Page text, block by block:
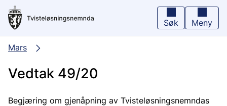
Hopp
hovedinnhold
Søk Meny
Mars
Vedtak 49/20
Begjæring om gjenåpning av Tvisteløsningsnemndas